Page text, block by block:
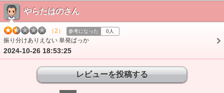
やらたはのさん
（2） 参考になった 0人
振り分けありえない 単発ばっか
2024-10-26 18:53:25